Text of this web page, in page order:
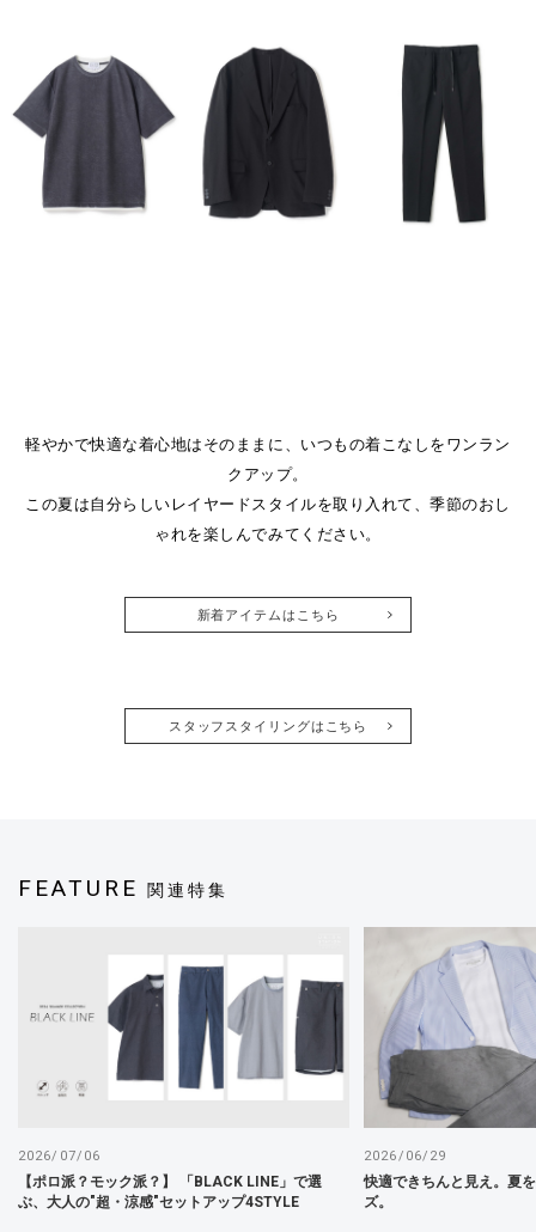
軽やかで快適な着心地はそのままに、いつもの着こなしをワンラン
クアップ。
この夏は自分らしいレイヤードスタイルを取り入れて、季節のおし
ゃれを楽しんでみてください。
新着アイテムはこちら
スタッフスタイリングはこちら
FEATURE 関連特集
2026/07/06
【ポロ派？モック派？】 「BLACK LINE」で選
ぶ、大人の"超・涼感"セットアップ4STYLE
2026/06/29
快適できちんと見え。夏
ズ。